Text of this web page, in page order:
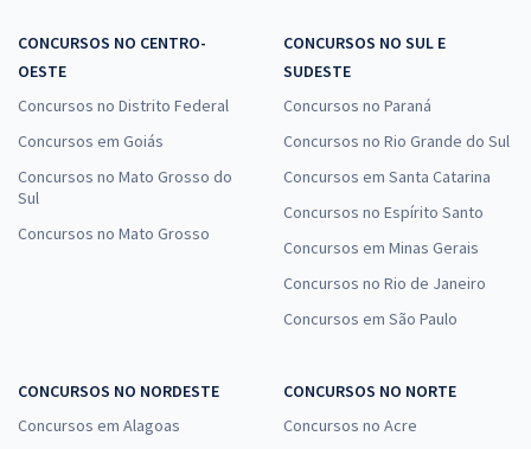
CONCURSOS NO CENTRO-
OESTE
Concursos no Distrito Federal
Concursos em Goiás
Concursos no Mato Grosso do
Sul
Concursos no Mato Grosso
CONCURSOS NO SUL E
SUDESTE
Concursos no Paraná
Concursos no Rio Grande do Sul
Concursos em Santa Catarina
Concursos no Espírito Santo
Concursos em Minas Gerais
Concursos no Rio de Janeiro
Concursos em São Paulo
CONCURSOS NO NORDESTE
Concursos em Alagoas
CONCURSOS NO NORTE
Concursos no Acre